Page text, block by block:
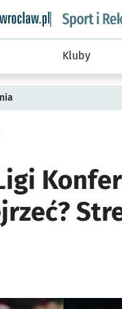
informacyjny
Kluby